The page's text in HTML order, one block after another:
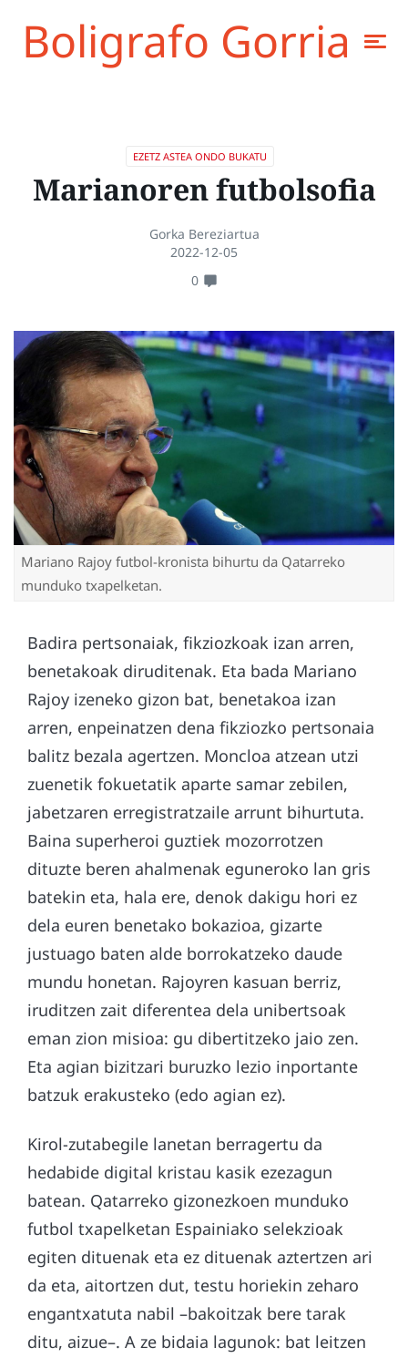
Boligrafo Gorria
EZETZ ASTEA ONDO BUKATU
Marianoren futbolsofia
Gorka Bereziartua
2022-12-05
0
Mariano Rajoy futbol-kronista bihurtu da Qatarreko
munduko txapelketan.
Badira pertsonaiak, fikziozkoak izan arren,
benetakoak diruditenak. Eta bada Mariano
Rajoy izeneko gizon bat, benetakoa izan
arren, enpeinatzen dena fikziozko pertsonaia
balitz bezala agertzen. Moncloa atzean utzi
zuenetik fokuetatik aparte samar zebilen,
jabetzaren erregistratzaile arrunt bihurtuta.
Baina superheroi guztiek mozorrotzen
dituzte beren ahalmenak eguneroko lan gris
batekin eta, hala ere, denok dakigu hori ez
dela euren benetako bokazioa, gizarte
justuago baten alde borrokatzeko daude
mundu honetan. Rajoyren kasuan berriz,
iruditzen zait diferentea dela unibertsoak
eman zion misioa: gu dibertitzeko jaio zen.
Eta agian bizitzari buruzko lezio inportante
batzuk erakusteko (edo agian ez).
Kirol-zutabegile lanetan berragertu da
hedabide digital kristau kasik ezezagun
batean. Qatarreko gizonezkoen munduko
futbol txapelketan Espainiako selekzioak
egiten dituenak eta ez dituenak aztertzen ari
da eta, aitortzen dut, testu horiekin zeharo
engantxatuta nabil –bakoitzak bere tarak
ditu, aizue–. A ze bidaia lagunok: bat leitzen